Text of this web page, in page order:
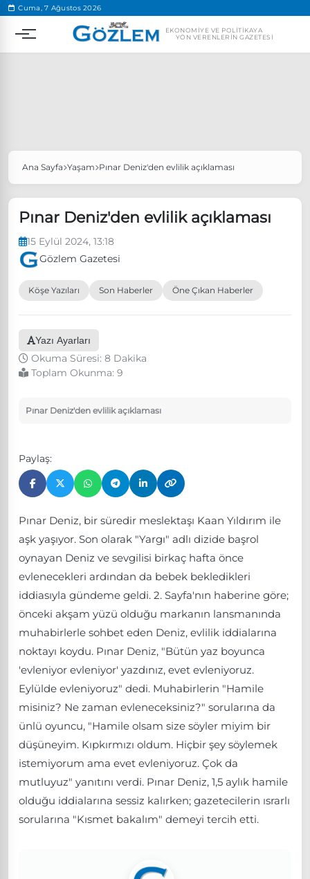
Cuma, 7 Ağustos 2026
EKONOMIYE VE POLITIKAYA
YÖN VERENLERIN GAZETESI
Popüler Aramalar
Özgür Özel, Ekrem İmamoğlu’nu ziyaret edecek
Ünlü çift bir etkinliğe daha katılmama kararı aldı
Ana Sayfa Yaşam Pınar Deniz'den evlilik açıklaması
Pınar Deniz'den evlilik açıklaması
15 Eylül 2024, 13:18
Gözlem Gazetesi
Köşe Yazıları Son Haberler Öne Çıkan Haberler
Yazı Ayarları
Okuma Süresi: 8 Dakika
Toplam Okunma: 9
Pınar Deniz'den evlilik açıklaması
Paylaş:
Pınar Deniz, bir süredir meslektaşı Kaan Yıldırım ile
aşk yaşıyor. Son olarak "Yargı" adlı dizide başrol
oynayan Deniz ve sevgilisi birkaç hafta önce
evlenecekleri ardından da bebek bekledikleri
iddiasıyla gündeme geldi. 2. Sayfa'nın haberine göre;
önceki akşam yüzü olduğu markanın lansmanında
muhabirlerle sohbet eden Deniz, evlilik iddialarına
noktayı koydu. Pınar Deniz, "Bütün yaz boyunca
'evleniyor evleniyor' yazdınız, evet evleniyoruz.
Eylülde evleniyoruz" dedi. Muhabirlerin "Hamile
misiniz? Ne zaman evleneceksiniz?" sorularına da
ünlü oyuncu, "Hamile olsam size söyler miyim bir
düşüneyim. Kıpkırmızı oldum. Hiçbir şey söylemek
istemiyorum ama evet evleniyoruz. Çok da
mutluyuz" yanıtını verdi. Pınar Deniz, 1,5 aylık hamile
olduğu iddialarına sessiz kalırken; gazetecilerin ısrarlı
sorularına "Kısmet bakalım" demeyi tercih etti.